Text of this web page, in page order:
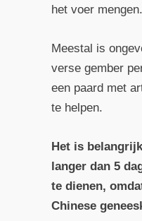
het voer mengen.
Meestal is
verse gember
een paard met
te helpen.
Het is
langer dan 5
te dienen,
Chinese